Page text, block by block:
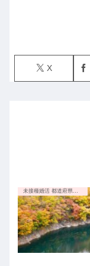
X
未接種婚活 都道府県別の特徴